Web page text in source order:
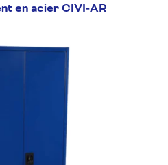
en acier CIVI-AR